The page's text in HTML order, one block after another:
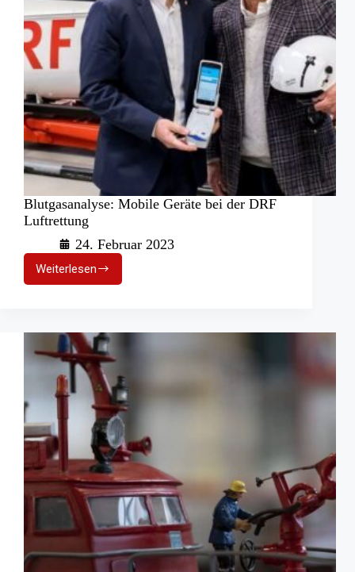
Blutgasanalyse: Mobile Geräte bei der DRF
Luftrettung
24. Februar 2023
WeiterlesenBlutgasanalyse:
Mobile
der
DRF
Luftrettung